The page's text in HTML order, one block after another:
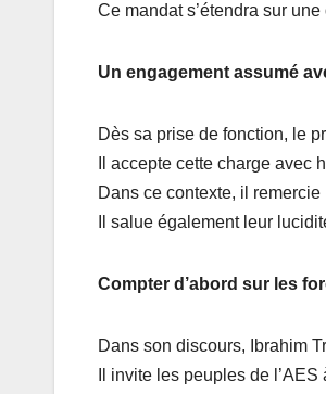
Ce mandat s’étendra sur
Un engagement assumé
Dès sa prise de fonction, le
Il accepte cette charge avec
Dans ce contexte, il
Il salue également leur
Compter d’abord sur les
Dans son discours, Ibrahim
Il invite les peuples de